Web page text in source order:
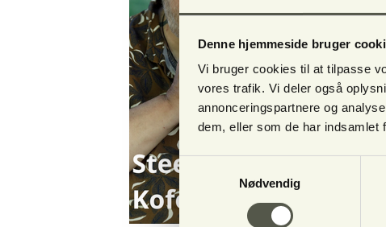
Denne hjemmeside bruger
Vi bruger cookies til at tilpasse
vores trafik. Vi deler også
annonceringspartnere og
dem, eller som de har indsamlet
Samtykkevalg
Nødvendig